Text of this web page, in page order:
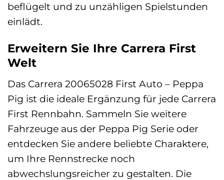
beflügelt und zu unzähligen Spielstunden
einlädt.
Erweitern Sie Ihre Carrera First
Welt
Das Carrera 20065028 First Auto – Peppa
Pig ist die ideale Ergänzung für jede Carrera
First Rennbahn. Sammeln Sie weitere
Fahrzeuge aus der Peppa Pig Serie oder
entdecken Sie andere beliebte Charaktere,
um Ihre Rennstrecke noch
abwechslungsreicher zu gestalten. Die